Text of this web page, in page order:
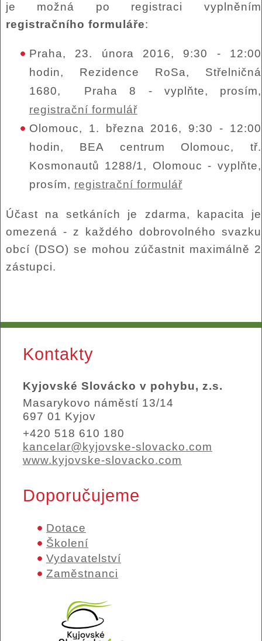
je možná po registraci vyplněním
registračního formuláře:
Praha, 23. února 2016, 9:30 - 12:00
hodin, Rezidence RoSa, Střelničná
1680, Praha 8 - vyplňte, prosím,
registrační formulář
Olomouc, 1. března 2016, 9:30 - 12:00
hodin, BEA centrum Olomouc, tř.
Kosmonautů 1288/1, Olomouc - vyplňte,
prosím, registrační formulář
Účast na setkáních je zdarma, kapacita je
omezená - z každého dobrovolného svazku
obcí (DSO) se mohou zúčastnit maximálně 2
zástupci.
Kontakty
Kyjovské Slovácko v pohybu, z.s.
Masarykovo náměstí 13/14
697 01 Kyjov
+420 518 610 180
kancelar@kyjovske-slovacko.com
www.kyjovske-slovacko.com
Doporučujeme
Dotace
Školení
Vydavatelství
Zaměstnanci